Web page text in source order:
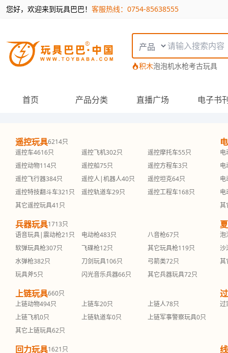
您好，欢迎来到玩具巴巴！ 客服热线：0754-85638555
搜索类型
积木泡泡机水枪考古玩具
首页 产品分类 直播广场 电子书
遥控玩具6214只
遥控车4616只 遥控飞机302只 遥控摩托车55只
遥控动物114只 遥控船75只 遥控方程车3只
遥控飞行器384只 遥控人|机器人40只 遥控坦克64只
遥控特技翻斗车321只 遥控轨道车29只 遥控工程车168只
其它遥控玩具41只
电
电
电
电
其
兵器玩具1713只
语音玩具|震动枪21只 电动枪483只 八音枪67只
软弹玩具枪307只 飞碟枪12只 其它玩具枪119只
水弹枪382只 刀剑玩具106只 弓箭类72只
玩具斧5只 闪光音乐兵器66只 其它兵器玩具72只
泡
沙
其
上链玩具660只
上链动物494只 上链车20只 上链人78只
上链飞机0只 上链轨道车0只 上链军事警察玩具0只
其它上链玩具62只
过
回力玩具1621只